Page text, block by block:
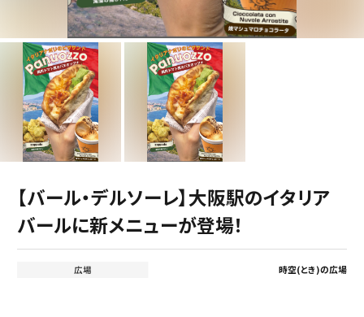
【バール・デルソーレ】大阪駅のイタリア
バールに新メニューが登場！
時空(とき)の広場